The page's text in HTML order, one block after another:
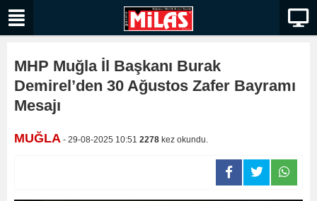
MHP Muğla İl Başkanı Burak
Demirel’den 30 Ağustos Zafer Bayramı
Mesajı
MUĞLA - 29-08-2025 10:51 2278 kez okundu.